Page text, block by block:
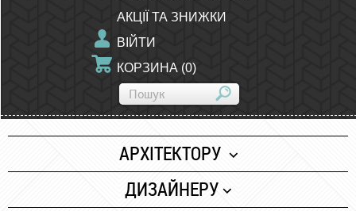
АКЦІЇ ТА ЗНИЖКИ
ВІЙТИ
КОРЗИНА (0)
АРХІТЕКТОРУ
Папір
ДИЗАЙНЕРУ